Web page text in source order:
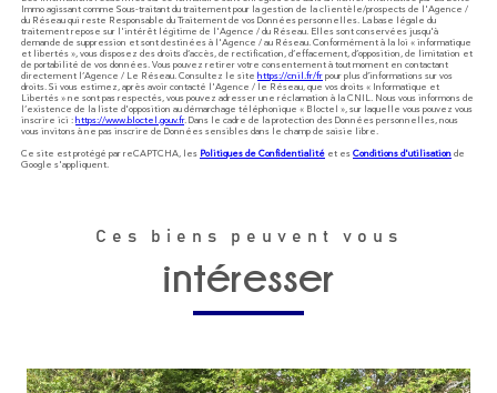
Immo agissant comme Sous-traitant du traitement pour la gestion de la clientèle/prospects de l'Agence /
du Réseau qui reste Responsable du Traitement de vos Données personnelles. La base légale du
traitement repose sur l'intérêt légitime de l'Agence / du Réseau. Elles sont conservées jusqu'à
demande de suppression et sont destinées à l'Agence / au Réseau. Conformément à la loi « informatique
et libertés », vous disposez des droits d’accès, de rectification, d’effacement, d’opposition, de limitation et
de portabilité de vos données. Vous pouvez retirer votre consentement à tout moment en contactant
directement l’Agence / Le Réseau. Consultez le site https://cnil.fr/fr pour plus d’informations sur vos
droits. Si vous estimez, après avoir contacté l'Agence / le Réseau, que vos droits « Informatique et
Libertés » ne sont pas respectés, vous pouvez adresser une réclamation à la CNIL. Nous vous informons de
l’existence de la liste d'opposition au démarchage téléphonique « Bloctel », sur laquelle vous pouvez vous
inscrire ici : https://www.bloctel.gouv.fr. Dans le cadre de la protection des Données personnelles, nous
vous invitons à ne pas inscrire de Données sensibles dans le champ de saisie libre.
Ce site est protégé par reCAPTCHA, les Politiques de Confidentialité et es Conditions d'utilisation de
Google s'appliquent.
Ces biens peuvent vous
intéresser